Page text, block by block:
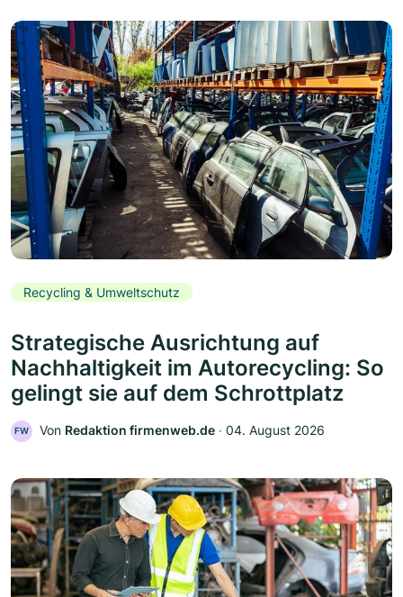
Recycling & Umweltschutz
Strategische Ausrichtung auf
Nachhaltigkeit im Autorecycling: So
gelingt sie auf dem Schrottplatz
FW Von Redaktion firmenweb.de ‧ 04. August 2026